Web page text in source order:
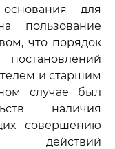
для
пользование
что порядок
и старшим
случае был
наличия
совершению
действий